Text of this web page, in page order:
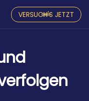
VERSUCH'S JETZT